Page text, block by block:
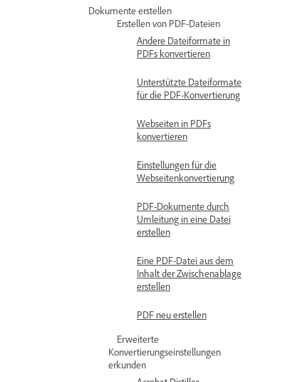
Dokumente erstellen
Erstellen von PDF-Dateien
Andere Dateiformate in
PDFs konvertieren
Unterstützte Dateiformate
für die PDF-Konvertierung
Webseiten in PDFs
konvertieren
Einstellungen für die
Webseitenkonvertierung
PDF-Dokumente durch
Umleitung in eine Datei
erstellen
Eine PDF-Datei aus dem
Inhalt der Zwischenablage
erstellen
PDF neu erstellen
Erweiterte
Konvertierungseinstellungen
erkunden